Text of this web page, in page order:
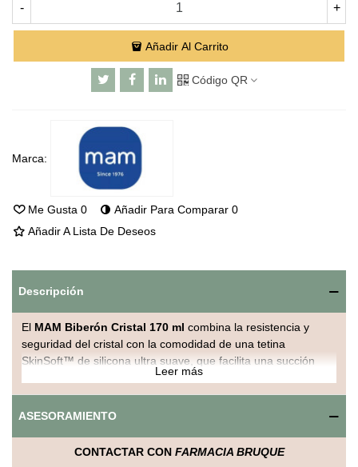
- +
Añadir Al Carrito
Código QR
Marca:
Me Gusta 0 Añadir Para Comparar 0
Añadir A Lista De Deseos
Descripción
El MAM Biberón Cristal 170 ml combina la resistencia y
seguridad del cristal con la comodidad de una tetina
SkinSoft™ de silicona ultra suave, que facilita una succión
natural y agradable para el bebé. Este biberón es ideal para
padres que buscan un producto duradero y fácil de limpiar.
Su diseño ergonómico permite un agarre cómodo tanto para
el bebé como para los padres, mientras que la boca ancha
facilita el llenado y la limpieza. El material de cristal garantiza
Leer más
ASESORAMIENTO
CONTACTAR CON FARMACIA BRUQUE